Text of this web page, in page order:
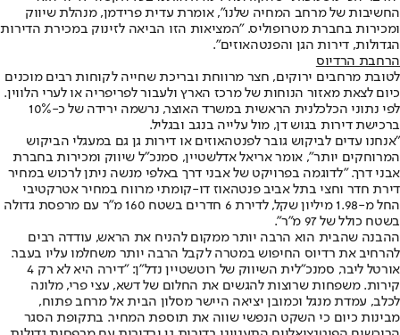
החשיבות של מרחב המחיה שלנו״, אומרת עדית פרידמן, מנהלת שיווק
ומכירות בחברת מטרופוליס. ״המציאות הזו הביאה לזינוק במכירת הדירות
הגדולות, דירות הגן והפנטהאוזים".
הרחבת הרדיוס
לטובת מרחבים ירוקים, חצר מרווחת ובריכת שחייה לקוחות רבים מוכנים
כיום לצאת מאזור הנוחות של מרכז הארץ ולעבור לפריפריה או לערי הלווין.
לפי נתוני הכלכלנית הראשית במשרד האוצר, נרשמה ירידה של כ-10%
ברכישת דירות בגוש דן, מול עלייה בנגב ובגליל.
"אנחנו עדים לביקוש גובר לפנטהאוזים או דירות גן גם במעגלי הביקוש
המרוחקים יותר״, אומר אריאל אדלשטיין, סמנכ"ל שיווק ומכירות בחברת
אבני דרך. "לדוגמה בפרויקט של אבני דרך באלפי מנשה ניתן לרכוש במחיר
דירת חדר וחצי בתל אביב פנטהאוז דו-קומתי מרווח במחיר אטרקטיבי
החל מ-1.98 מיליון שקל, לדירת 6 חדרים בשטח 160 מ"ר עם מרפסת גדולה
בשטח כולל של 97 מ"ר".
ההבנה שהבית הוא הרבה יותר ממקום להניח את הראש, עודדה רבים
להרחיב את רדיוס החיפוש במטרה לקבל הרבה יותר משחלמו עליו בעבר.
אורטל ליבר, סמנכ"לית השיווק של רוטשטיין נדל"ן: "דירה היא לא רק 4
קירות. משפחות שרוצות להגשים את החלום של דשא, עצי פרי, מלונה
לכלב, עמדת מנגל וכמובן יציאה היישר מסלון הבית אל מרחב פתוח,
מבינות כיום כי השקט הנפשי שווה את תוספת המחיר. בתקופת הסגר